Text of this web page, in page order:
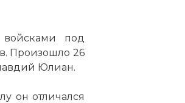
под
Произошло 26
Юлиан.
он отличался